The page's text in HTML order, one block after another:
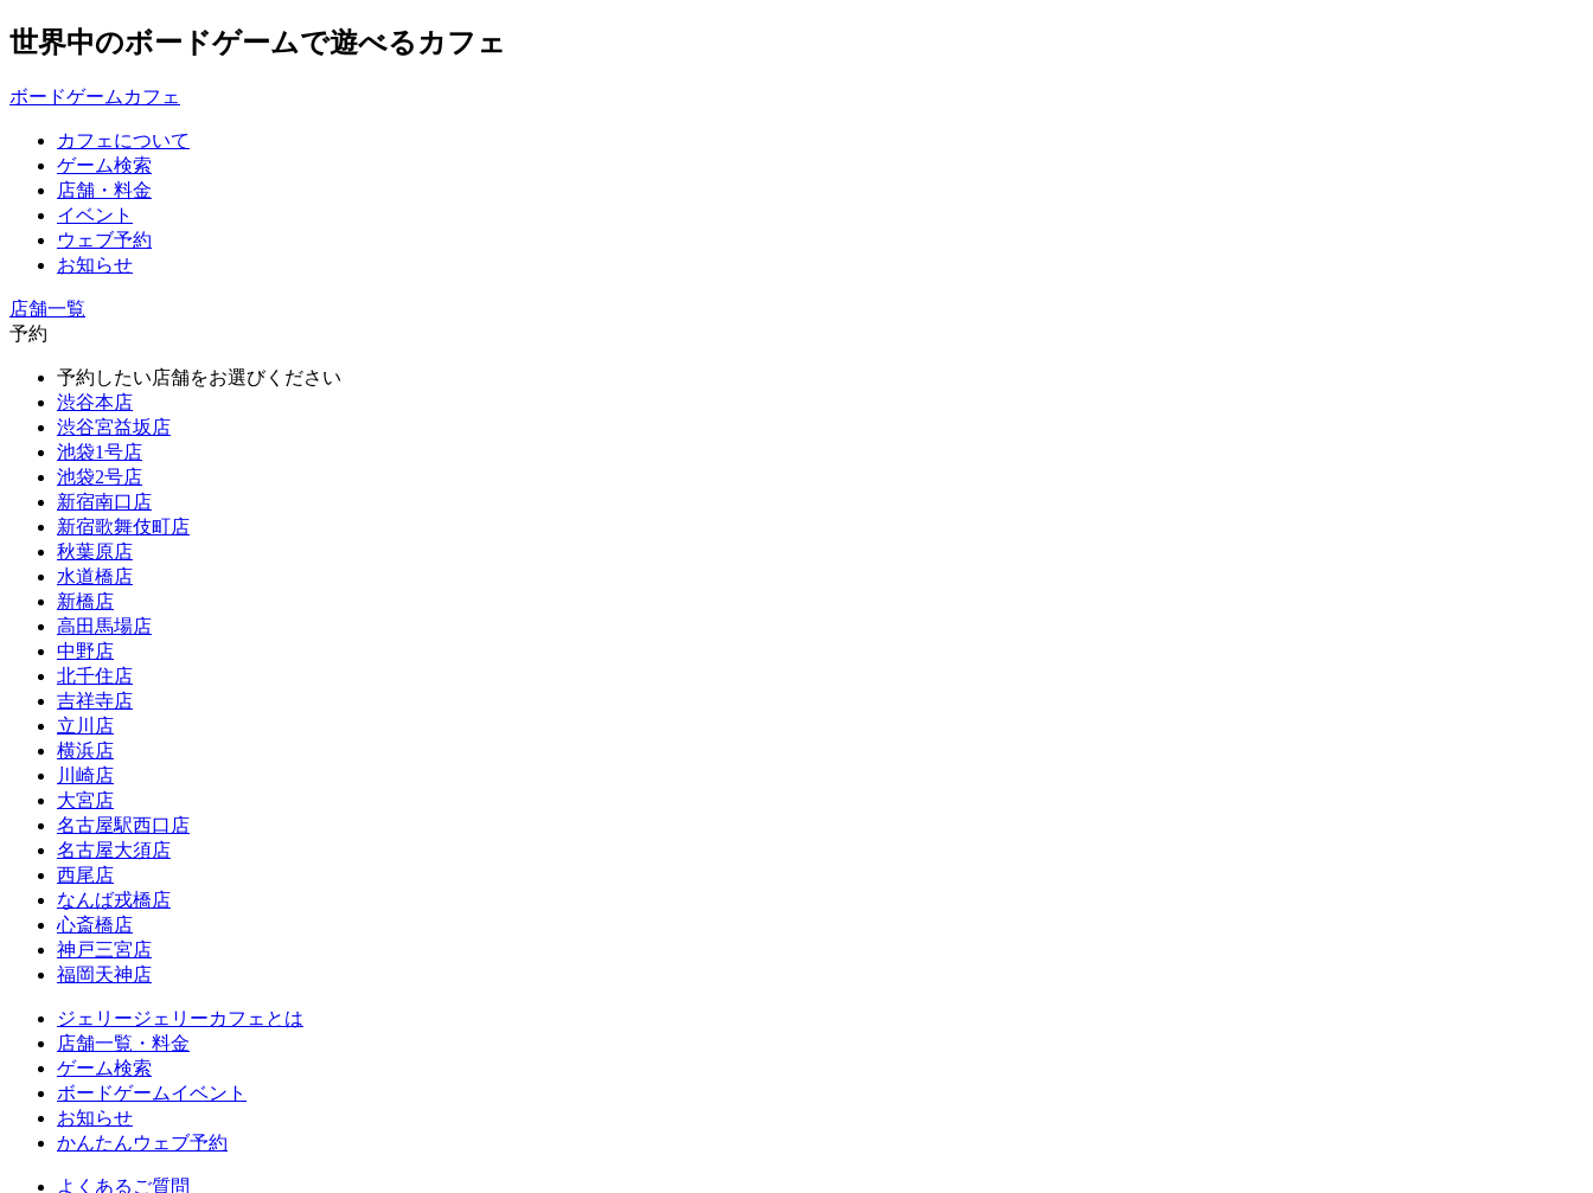
世界中のボードゲームで遊べるカフェ
ボードゲームカフェ
カフェについて
ゲーム検索
店舗・料金
イベント
ウェブ予約
お知らせ
店舗一覧
予約
予約したい店舗をお選びください
渋谷本店
渋谷宮益坂店
池袋1号店
池袋2号店
新宿南口店
新宿歌舞伎町店
秋葉原店
水道橋店
新橋店
高田馬場店
中野店
北千住店
吉祥寺店
立川店
横浜店
川崎店
大宮店
名古屋駅西口店
名古屋大須店
西尾店
なんば戎橋店
心斎橋店
神戸三宮店
福岡天神店
ジェリージェリーカフェとは
店舗一覧・料金
ゲーム検索
ボードゲームイベント
お知らせ
かんたんウェブ予約
よくあるご質問